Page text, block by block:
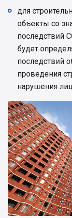
для
объекты со
последствий
будет
последствий
проведения
нарушения